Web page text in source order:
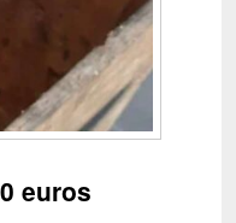
euros